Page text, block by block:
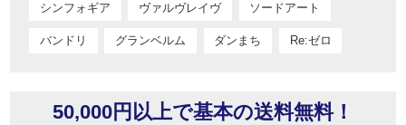
シンフォギア ヴァルヴレイヴ ソードアート
バンドリ グランベルム ダンまち Re:ゼロ
50,000円以上で基本の送料無料！